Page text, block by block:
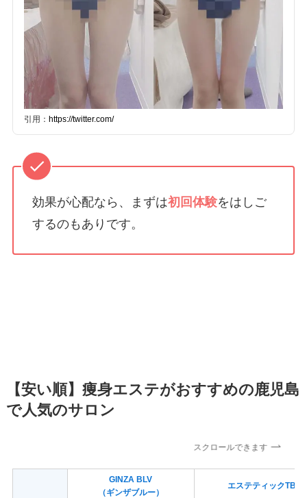
引用： https://twitter.com/
効果が心配なら、まずは初回体験をはしご
するのもありです。
【安い順】痩身エステがおすすめの鹿児島
で人気のサロン
スクロールできます
GINZA BLV
（ギンザブルー）
エステティックTBC